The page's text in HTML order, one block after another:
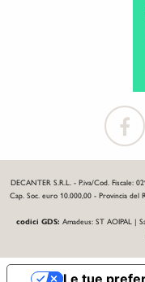
DECANTER S.R.L. - P.iva/Cod. Fiscale:
Cap. Soc. euro 10.000,00 - Provincia del
codici GDS: Amadeus: ST AOIPAL |